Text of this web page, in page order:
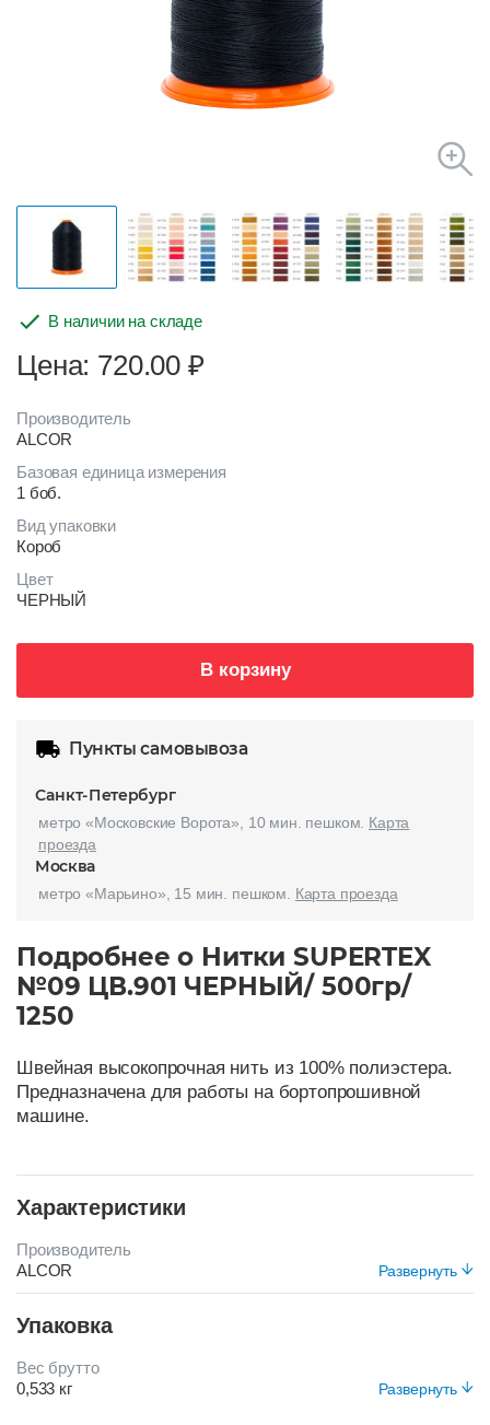
В наличии на складе
Цена: 720.00 ₽
Производитель
ALCOR
Базовая единица измерения
1 боб.
Вид упаковки
Короб
Цвет
ЧЕРНЫЙ
В корзину
Пункты самовывоза
Санкт-Петербург
метро «Московские Ворота», 10 мин. пешком. Карта
проезда
Москва
метро «Марьино», 15 мин. пешком. Карта проезда
Подробнее о Нитки SUPERTEX
№09 ЦВ.901 ЧЕРНЫЙ/ 500гр/
1250
Швейная высокопрочная нить из 100% полиэстера.
Предназначена для работы на бортопрошивной
машине.
Характеристики
Развернуть
Производитель
ALCOR
ЧЕРНЫЙ
Упаковка
Развернуть
Вес брутто
0,533 кг